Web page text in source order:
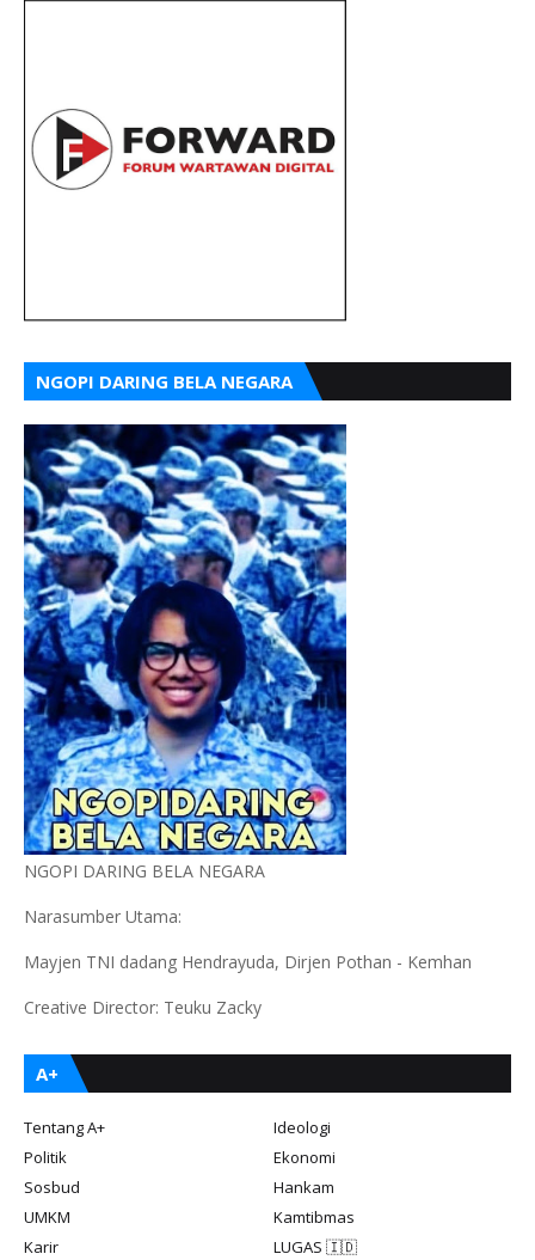
NGOPI DARING BELA NEGARA
NGOPI DARING BELA NEGARA
Narasumber Utama:
Mayjen TNI dadang Hendrayuda, Dirjen Pothan - Kemhan
Creative Director: Teuku Zacky
A+
Tentang A+
Ideologi
Politik
Ekonomi
Sosbud
Hankam
UMKM
Kamtibmas
Karir
LUGAS 🇮🇩